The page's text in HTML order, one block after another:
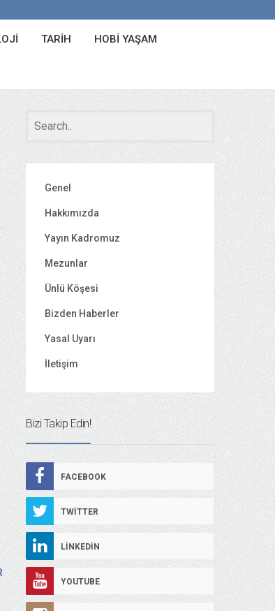
TARIH HOBI YAŞAM
Genel
Hakkımızda
Yayın Kadromuz
Mezunlar
Ünlü Köşesi
Bizden Haberler
Yasal Uyarı
İletişim
Bizi Takip Edin!
FACEBOOK
TWITTER
LINKEDIN
YOUTUBE